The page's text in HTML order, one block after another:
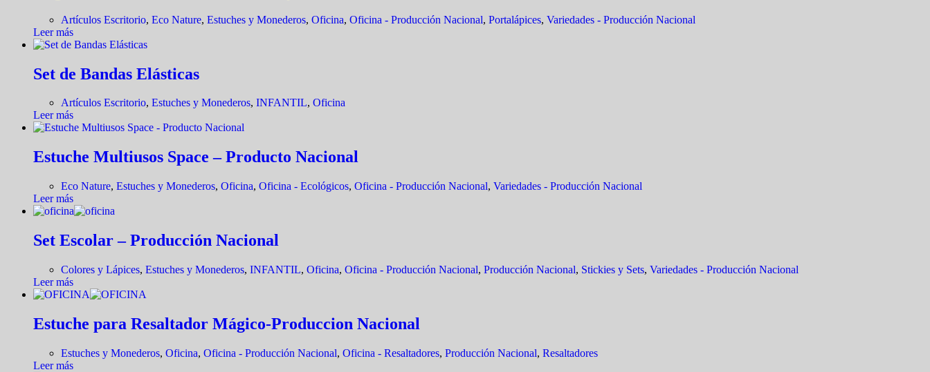
Artículos Escritorio, Eco Nature, Estuches y Monederos, Oficina, Oficina - Producción Nacional, Portalápices, Variedades - Producción Nacional
Leer más
Set de Bandas Elásticas
Artículos Escritorio, Estuches y Monederos, INFANTIL, Oficina
Leer más
Estuche Multiusos Space – Producto Nacional
Eco Nature, Estuches y Monederos, Oficina, Oficina - Ecológicos, Oficina - Producción Nacional, Variedades - Producción Nacional
Leer más
Set Escolar – Producción Nacional
Colores y Lápices, Estuches y Monederos, INFANTIL, Oficina, Oficina - Producción Nacional, Producción Nacional, Stickies y Sets, Variedades - Producción Nacional
Leer más
Estuche para Resaltador Mágico-Produccion Nacional
Estuches y Monederos, Oficina, Oficina - Producción Nacional, Oficina - Resaltadores, Producción Nacional, Resaltadores
Leer más